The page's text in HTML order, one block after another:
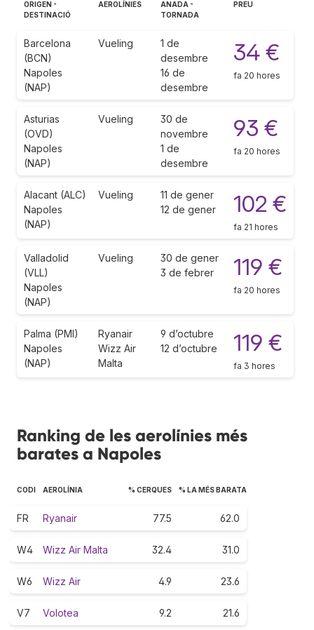
ORIGEN -
DESTINACIÓ
AEROLÍNIES
ANADA -
TORNADA
PREU
Barcelona
(BCN)
Napoles
(NAP)
Vueling
1 de
desembre
16 de
desembre
34 €
fa 20 hores
Asturias
(OVD)
Napoles
(NAP)
Vueling
30 de
novembre
1 de
desembre
93 €
fa 20 hores
Alacant (ALC)
Napoles
(NAP)
Vueling
11 de gener
12 de gener
102 €
fa 21 hores
Valladolid
(VLL)
Napoles
(NAP)
Vueling
30 de gener
3 de febrer
119 €
fa 20 hores
Palma (PMI)
Napoles
(NAP)
Ryanair
Wizz Air
Malta
9 d’octubre
12 d’octubre
119 €
fa 3 hores
Ranking de les aerolínies més
barates a Napoles
CODI AEROLÍNIA % CERQUES % LA MÉS BARATA
FR Ryanair 77.5 62.0
W4 Wizz Air Malta 32.4 31.0
W6 Wizz Air 4.9 23.6
V7 Volotea 9.2 21.6